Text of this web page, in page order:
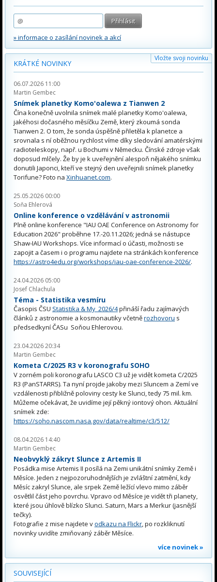
» informace o zasílání novinek a akcí
Vložte svoji novinku
KRÁTKÉ NOVINKY
06.07.2026 11:00
Martin Gembec
Snímek planetky Komo'oalewa z Tianwen 2
Čína konečně uvolnila snímek malé planetky Komo'oalewa,
jakéhosi dočasného měsíčku Země, který zkoumá sonda
Tianwen 2. O tom, že sonda úspěšně přiletěla k planetce a
srovnala s ní oběžnou rychlost víme díky sledování amatérskými
radioteleskopy, např. u Bochumi v Německu. Čínské zdroje však
doposud mlčely. Že by je k uveřejnění alespoň nějakého snímku
donutili Japonci, kteří ve stejný den uveřejnili snímek planetky
Torifune? Foto na Xinhuanet.com.
25.05.2026 00:00
Soňa Ehlerová
Online konference o vzdělávání v astronomii
Plně online konference "IAU OAE Conference on Astronomy for
Education 2026" proběhne 17.-20.11.2026; jedná se nástupce
Shaw-IAU Workshops. Více informací o účasti, možnosti se
zapojit a časem i o programu najdete na stránkách konference
https://astro4edu.org/workshops/iau-oae-conference-2026/.
24.04.2026 05:00
Josef Chlachula
Téma - Statistika vesmíru
Časopis ČSU Statistika & My 2026/4přináší řadu zajímavých
článků z astronomie a kosmonautiky včetněrozhovoru s
předsedkyní ČASu Soňou Ehlerovou.
23.04.2026 20:34
Martin Gembec
Kometa C/2025 R3 v koronografu SOHO
V zorném poli koronografu LASCO C3 už je vidět kometa C/2025
R3 (PanSTARRS). Ta nyní projde jakoby mezi Sluncem a Zemí ve
vzdálenosti přibližně poloviny cesty ke Slunci, tedy 75 mil. km.
Můžeme očekávat, že uvidíme její pěkný iontový ohon. Aktuální
snímek zde:
https://soho.nascom.nasa.gov/data/realtime/c3/512/
08.04.2026 14:40
Martin Gembec
Neobvyklý zákryt Slunce z Artemis II
Posádka mise Artemis II posílá na Zemi unikátní snímky Země i
Měsíce. Jeden z nejpozoruhodnějších je zvláštní zatmění, kdy
Měsíc zakryl Slunce, ale srpek Země ležící vlevo mimo záběr
osvětlil část jeho povrchu. Vpravo od Měsíce je vidět tři planety,
které jsou úhlově blízko Slunci. Saturn, Mars a Merkur (jasnější
tečky).
Fotografie z mise najdete vodkazu na Flickr, po rozkliknutí
novinky uvidíte zmiňovaný záběr Měsíce.
více novinek »
SOUVISEJÍCÍ